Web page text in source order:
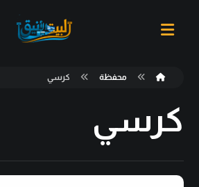
محفظة كرسي
كرسي